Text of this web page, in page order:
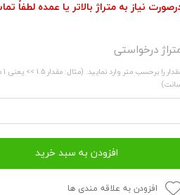
نیاز به متراژ بالاتر یا عمده لطفاً
درخواستی
افزودن به سبد خرید
افزودن به علاقه مندی ها